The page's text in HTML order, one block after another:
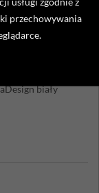
przechowywania
biały